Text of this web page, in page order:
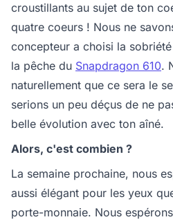
croustillants au sujet de ton
quatre coeurs ! Nous ne
concepteur a choisi la
la pêche du Snapdragon 610.
naturellement que ce sera le
serions un peu déçus de ne
belle évolution avec ton aîné.
Alors, c'est combien ?
La semaine prochaine, nous
aussi élégant pour les yeux
porte-monnaie. Nous